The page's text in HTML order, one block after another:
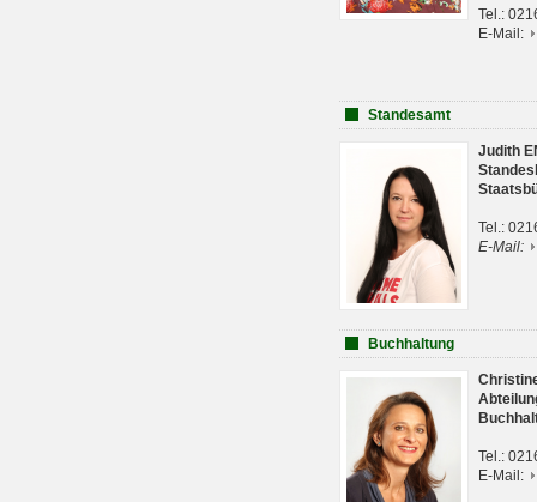
Tel.:
E-Mail:
Standesamt
Judith
Tel.:
E-Mail:
Buchhaltung
Tel.:
E-Mail: